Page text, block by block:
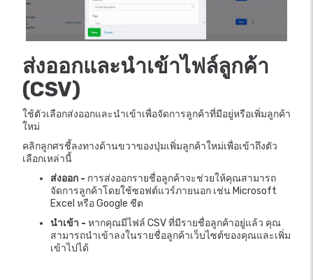
ส่งออกและนำเข้าไฟล์ลูกค้า
(CSV)
ใช้ตัวเลือกส่งออกและนำเข้าเพื่อจัดการลูกค้าที่มีอยู่หรือเพิ่มลูกค้า
ใหม่
คลิกลูกศรชี้ลงทางด้านขวาของปุ่มเพิ่มลูกค้าใหม่เพื่อเข้าถึงตัว
เลือกเหล่านี้
ส่งออก - การส่งออกรายชื่อลูกค้าจะช่วยให้คุณสามารถ
จัดการลูกค้าโดยใช้ซอฟต์แวร์ภายนอก เช่น Microsoft
Excel หรือ Google ชีต
นำเข้า - หากคุณมีไฟล์ CSV ที่มีรายชื่อลูกค้าอยู่แล้ว คุณ
สามารถนำเข้าลงในรายชื่อลูกค้าเว็บไซต์ของคุณและเพิ่ม
เข้าไปได้